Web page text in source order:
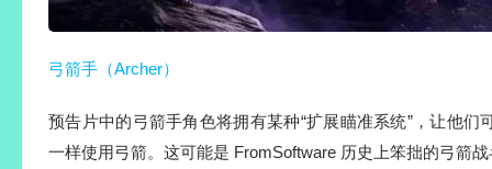
弓箭手（Archer）
预告片中的弓箭手角色将拥有某种“扩展瞄准系统”，让他们
一样使用弓箭。这可能是 FromSoftware 历史上笨拙的弓箭